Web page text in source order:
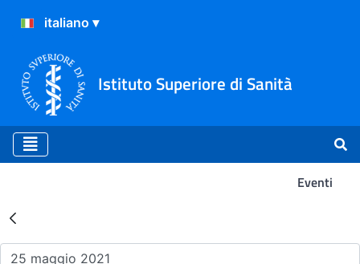
Istituto Superiore di Sanità
Eventi
Risultati della Ricerca -